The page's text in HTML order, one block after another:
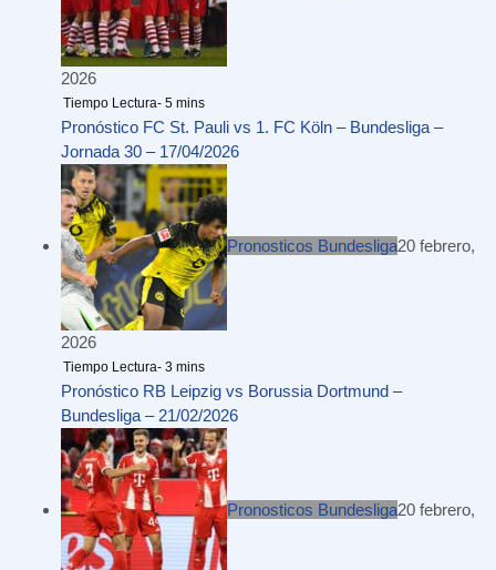
2026
Pronóstico FC St. Pauli vs 1. FC Köln – Bundesliga –
Jornada 30 – 17/04/2026
Pronosticos Bundesliga20 febrero,
2026
Pronóstico RB Leipzig vs Borussia Dortmund –
Bundesliga – 21/02/2026
Pronosticos Bundesliga20 febrero,